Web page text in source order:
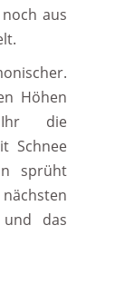
aus
Höhen
die
Schnee
sprüht
das